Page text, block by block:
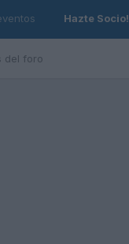
del foro
Hazte Socio!